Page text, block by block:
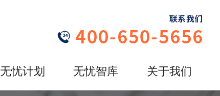
无忧计划 无忧智库 关于我们